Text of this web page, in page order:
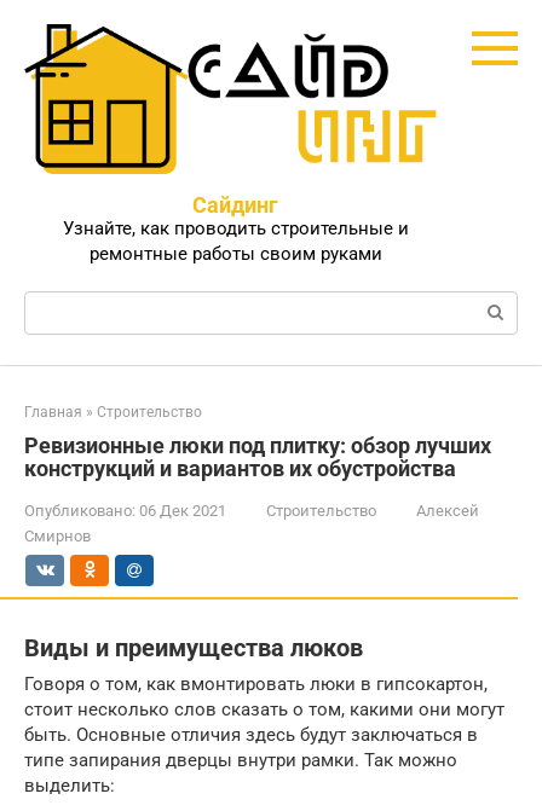
контенту
Сайдинг
Узнайте, как проводить строительные и
ремонтные работы своим руками
Поиск:
Главная » Строительство
Ревизионные люки под плитку: обзор лучших
конструкций и вариантов их обустройства
Опубликовано: 06 Дек 2021 Строительство
Алексей
Смирнов
Виды и преимущества люков
Говоря о том, как вмонтировать люки в гипсокартон,
стоит несколько слов сказать о том, какими они могут
быть. Основные отличия здесь будут заключаться в
типе запирания дверцы внутри рамки. Так можно
выделить: